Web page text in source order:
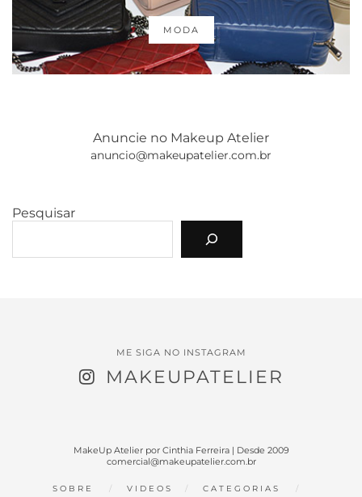
MODA
Anuncie no Makeup Atelier
anuncio@makeupatelier.com.br
Pesquisar
ME SIGA NO INSTAGRAM
MAKEUPATELIER
MakeUp Atelier por Cinthia Ferreira | Desde 2009
comercial@makeupatelier.com.br
SOBRE VIDEOS CATEGORIAS